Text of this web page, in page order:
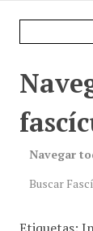
Navegar
Buscar